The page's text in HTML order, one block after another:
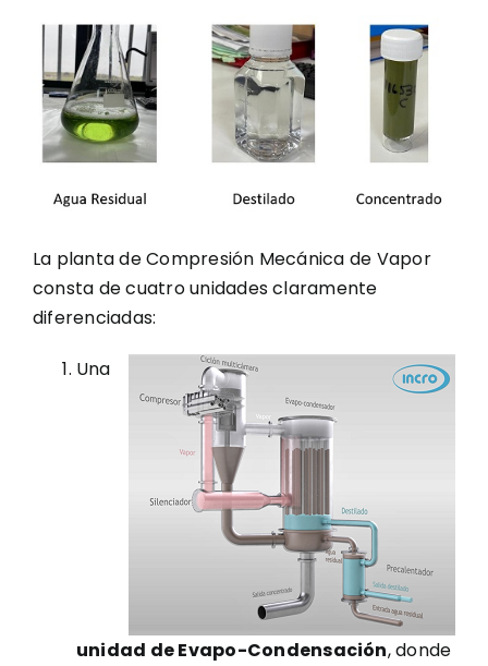
La planta de Compresión Mecánica de Vapor
consta de cuatro unidades claramente
diferenciadas:
Una
unidad de Evapo-Condensación, donde